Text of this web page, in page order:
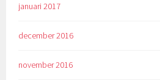
januari 2017
december 2016
november 2016